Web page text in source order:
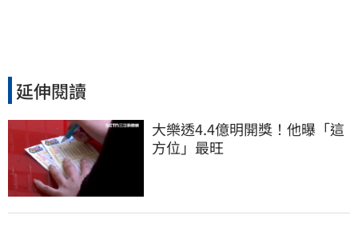
延伸閱讀
大樂透4.4億明開獎！他曝「這
方位」最旺